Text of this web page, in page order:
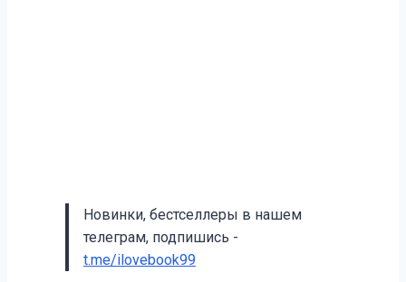
Новинки, бестселлеры в нашем
телеграм, подпишись -
t.me/ilovebook99